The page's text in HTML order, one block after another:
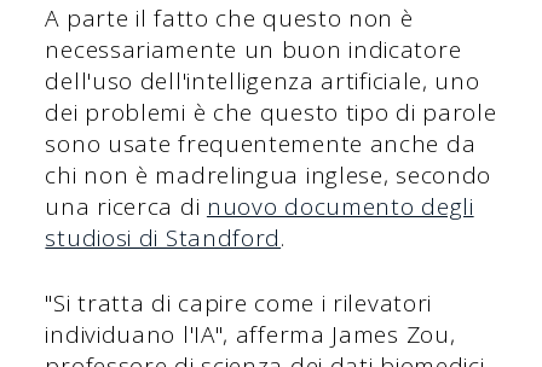
A parte il fatto che questo non è
necessariamente un buon indicatore
dell'uso dell'intelligenza artificiale, uno
dei problemi è che questo tipo di parole
sono usate frequentemente anche da
chi non è madrelingua inglese, secondo
una ricerca di nuovo documento degli
studiosi di Standford.
"Si tratta di capire come i rilevatori
individuano l'IA", afferma James Zou,